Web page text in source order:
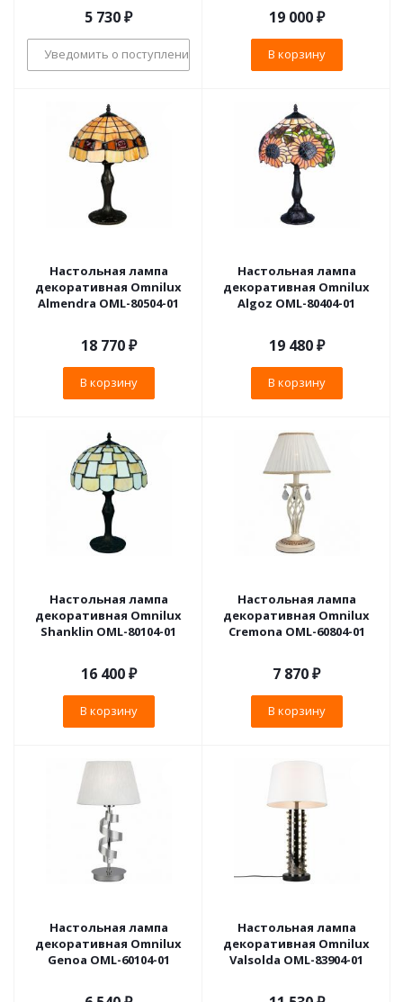
5 730₽
Уведомить о поступлении
19 000₽
В корзину
Настольная лампа
декоративная Omnilux
Almendra OML-80504-01
18 770₽
В корзину
Настольная лампа
декоративная Omnilux
Algoz OML-80404-01
19 480₽
В корзину
Настольная лампа
декоративная Omnilux
Shanklin OML-80104-01
16 400₽
В корзину
Настольная лампа
декоративная Omnilux
Cremona OML-60804-01
7 870₽
В корзину
Настольная лампа
декоративная Omnilux
Genoa OML-60104-01
Настольная лампа
декоративная Omnilux
Valsolda OML-83904-01